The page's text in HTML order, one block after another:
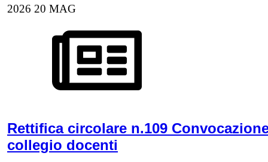
2026 20 MAG
Rettifica circolare n.109
collegio docenti